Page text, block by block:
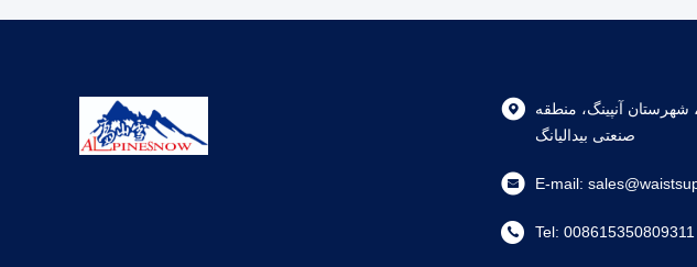
آنپینگ، منطقه
صنعتی بیدالیانگ
E-mail:
Tel: 008615350809311